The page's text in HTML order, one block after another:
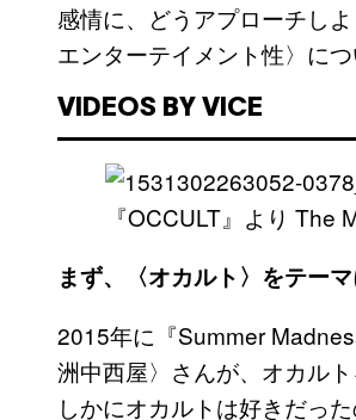
感情に、どうアプローチし
エンターテイメント性〉に
VIDEOS BY VICE
『OCCULT』より The
まず、〈オカルト〉をテー
2015年に『Summer
洲中西屋〉さんが、オカル
しかにオカルトは好きだっ